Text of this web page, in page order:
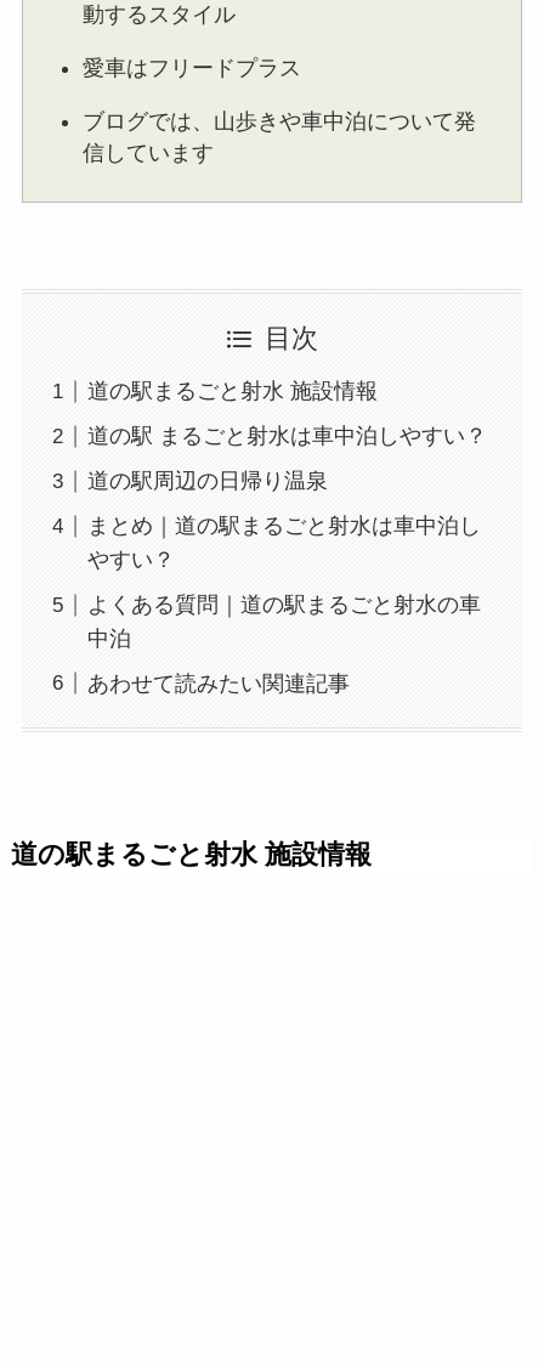
動するスタイル
愛車はフリードプラス
ブログでは、山歩きや車中泊について発
信しています
目次
道の駅まるごと射水 施設情報
道の駅 まるごと射水は車中泊しやすい？
道の駅周辺の日帰り温泉
まとめ｜道の駅まるごと射水は車中泊し
やすい？
よくある質問｜道の駅まるごと射水の車
中泊
あわせて読みたい関連記事
道の駅まるごと射水 施設情報